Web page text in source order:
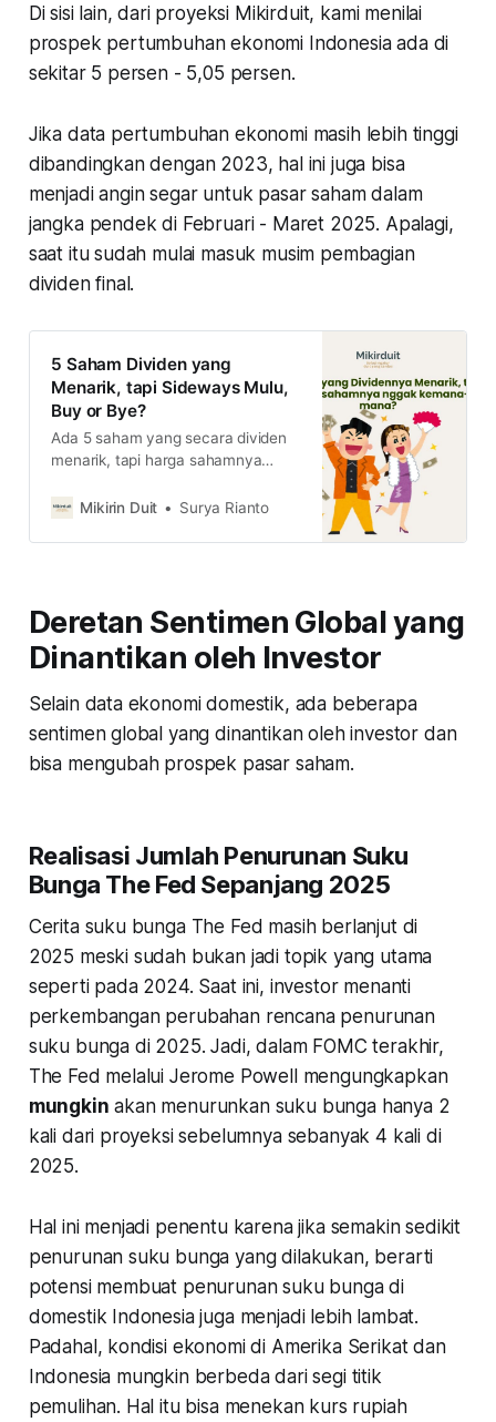
Di sisi lain, dari proyeksi Mikirduit, kami menilai
prospek pertumbuhan ekonomi Indonesia ada di
sekitar 5 persen - 5,05 persen.
Jika data pertumbuhan ekonomi masih lebih tinggi
dibandingkan dengan 2023, hal ini juga bisa
menjadi angin segar untuk pasar saham dalam
jangka pendek di Februari - Maret 2025. Apalagi,
saat itu sudah mulai masuk musim pembagian
dividen final.
5 Saham Dividen yang
Menarik, tapi Sideways Mulu,
Buy or Bye?
Ada 5 saham yang secara dividen
menarik, tapi harga sahamnya
saham seperti ini menarik jadi
Mikirin Duit Surya Rianto
Deretan Sentimen Global yang
Dinantikan oleh Investor
Selain data ekonomi domestik, ada beberapa
sentimen global yang dinantikan oleh investor dan
bisa mengubah prospek pasar saham.
Realisasi Jumlah Penurunan Suku
Bunga The Fed Sepanjang 2025
Cerita suku bunga The Fed masih berlanjut di
2025 meski sudah bukan jadi topik yang utama
seperti pada 2024. Saat ini, investor menanti
perkembangan perubahan rencana penurunan
suku bunga di 2025. Jadi, dalam FOMC terakhir,
The Fed melalui Jerome Powell mengungkapkan
mungkin akan menurunkan suku bunga hanya 2
kali dari proyeksi sebelumnya sebanyak 4 kali di
2025.
Hal ini menjadi penentu karena jika semakin sedikit
penurunan suku bunga yang dilakukan, berarti
potensi membuat penurunan suku bunga di
domestik Indonesia juga menjadi lebih lambat.
Padahal, kondisi ekonomi di Amerika Serikat dan
Indonesia mungkin berbeda dari segi titik
pemulihan. Hal itu bisa menekan kurs rupiah